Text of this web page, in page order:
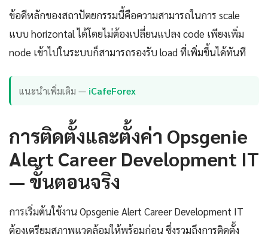
ข้อดีหลักของสถาปัตยกรรมนี้คือความสามารถในการ scale
แบบ horizontal ได้โดยไม่ต้องเปลี่ยนแปลง code เพียงเพิ่ม
node เข้าไปในระบบก็สามารถรองรับ load ที่เพิ่มขึ้นได้ทันที
แนะนำเพิ่มเติม — iCafeForex
การติดตั้งและตั้งค่า Opsgenie
Alert Career Development IT
— ขั้นตอนจริง
การเริ่มต้นใช้งาน Opsgenie Alert Career Development IT
ต้องเตรียมสภาพแวดล้อมให้พร้อมก่อน ซึ่งรวมถึงการติดตั้ง